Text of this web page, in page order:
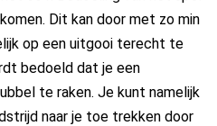
Dit kan door met zo min
op een uitgooi terecht te
bedoeld dat je een
te raken. Je kunt namelijk
naar je toe trekken door